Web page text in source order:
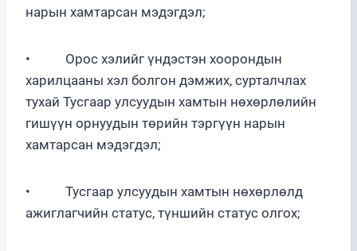
нарын хамтарсан мэдэгдэл;
• Орос хэлийг үндэстэн хоорондын
харилцааны хэл болгон дэмжих, сурталчлах
тухай Тусгаар улсуудын хамтын нөхөрлөлийн
гишүүн орнуудын төрийн тэргүүн нарын
хамтарсан мэдэгдэл;
• Тусгаар улсуудын хамтын нөхөрлөлд
ажиглагчийн статус, түншийн статус олгох;